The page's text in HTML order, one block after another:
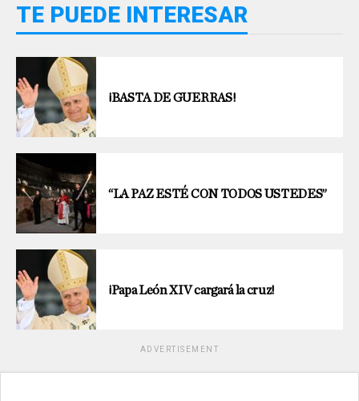
TE PUEDE INTERESAR
¡BASTA DE GUERRAS!
“LA PAZ ESTÉ CON TODOS USTEDES”
¡Papa León XIV cargará la cruz!
ADVERTISEMENT